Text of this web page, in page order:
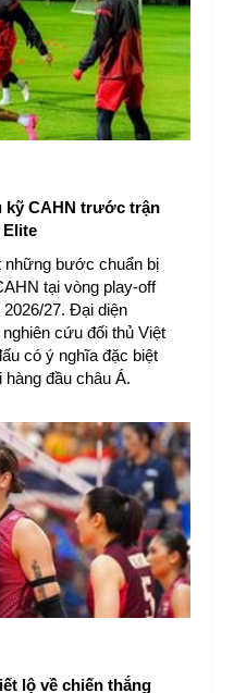
kỹ CAHN trước trận
Elite
những bước chuẩn bị
tại vòng play-off
27. Đại diện
cứu đối thủ Việt
có ý nghĩa đặc biệt
đầu châu Á.
lộ về chiến thắng